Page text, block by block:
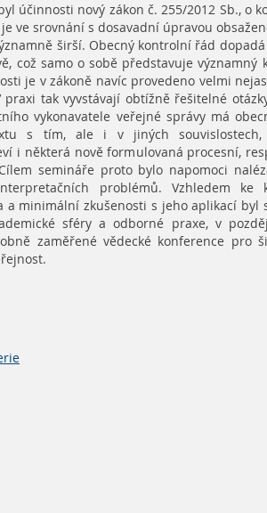
účinnosti nový zákon č. 255/2012 Sb., o
ve srovnání s dosavadní úpravou
širší. Obecný kontrolní řád
což samo o sobě představuje významný
je v zákoně navíc provedeno velmi
praxi tak vyvstávají obtížně řešitelné
vykonavatele veřejné správy má
s tím, ale i v jiných
i některá nově formulovaná procesní,
semináře proto bylo napomoci
problémů. Vzhledem ke
a minimální zkušenosti s jeho aplikací
sféry a odborné praxe, v
zaměřené vědecké konference pro